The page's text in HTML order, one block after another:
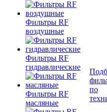
Фильтры RF
воздушные
Фильтры RF
гидравлические
Фильтры RF
масляные
по